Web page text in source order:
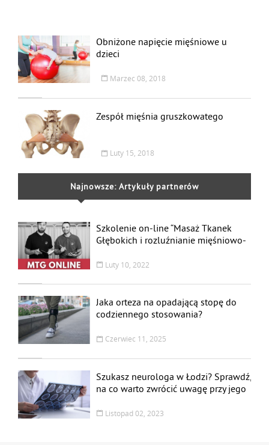
Obniżone napięcie mięśniowe u
dzieci
Marzec 08, 2018
Zespół mięśnia gruszkowatego
Luty 15, 2018
Najnowsze: Artykuły partnerów
Szkolenie on-line “Masaż Tkanek
Głębokich i rozluźnianie mięśniowo-
ONLINE”
Luty 10, 2022
Jaka orteza na opadającą stopę do
codziennego stosowania?
Czerwiec 11, 2025
Szukasz neurologa w Łodzi? Sprawdź,
na co warto zwrócić uwagę przy jego
Listopad 02, 2023